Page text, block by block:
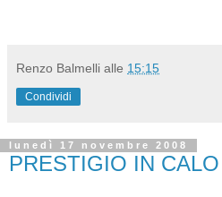
Renzo Balmelli alle 15:15
Condividi
lunedì 17 novembre 2008
PRESTIGIO IN CALO